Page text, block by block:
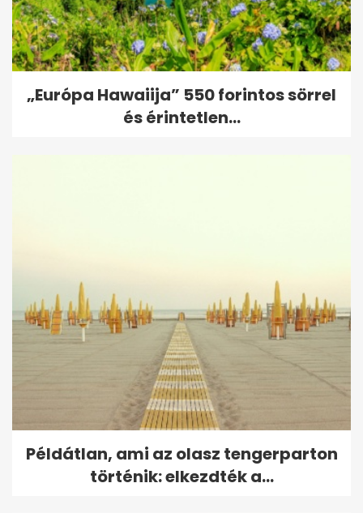
„Európa Hawaiija” 550 forintos sörrel
és érintetlen...
Példátlan, ami az olasz tengerparton
történik: elkezdték a...